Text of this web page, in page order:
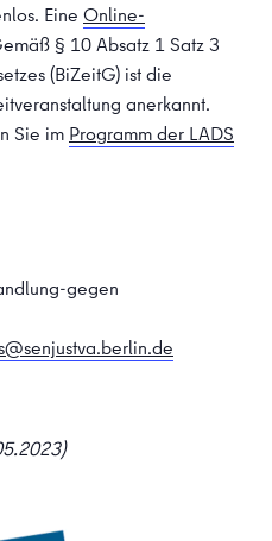
Eine Online-
§ 10 Absatz 1 Satz 3
(BiZeitG) ist die
anerkannt.
Sie im Programm der LADS
gegen